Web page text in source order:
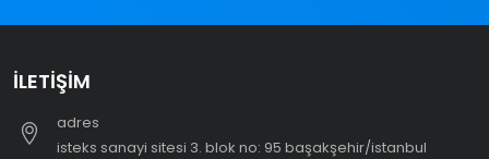
İLETIŞIM
adres
i̇steks sanayi sitesi 3. blok no: 95 başakşehir/i̇stanbul